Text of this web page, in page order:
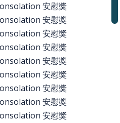
安慰獎
安慰獎
安慰獎
安慰獎
安慰獎
安慰獎
安慰獎
安慰獎
安慰獎